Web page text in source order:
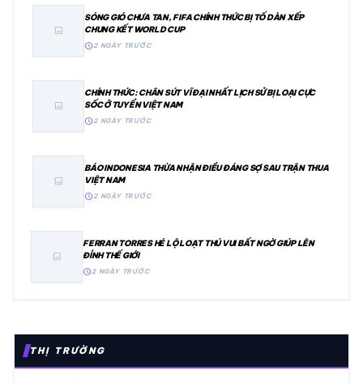
image
SÓNG GIÓ CHƯA TAN, FIFA CHÍNH THỨC BỊ TỐ DÀN XẾP
CHUNG KẾT WORLD CUP
schedule2 NGÀY TRƯỚC
image
CHÍNH THỨC: CHÂN SÚT VĨ ĐẠI NHẤT LỊCH SỬ BỊ LOẠI CỰC
SỐC Ở TUYỂN VIỆT NAM
schedule2 NGÀY TRƯỚC
image
BÁO INDONESIA THỪA NHẬN ĐIỀU ĐÁNG SỢ SAU TRẬN THUA
VIỆT NAM
schedule2 NGÀY TRƯỚC
image
FERRAN TORRES HÉ LỘ LOẠT THÚ VUI BẤT NGỜ GIÚP LÊN
ĐỈNH THẾ GIỚI
schedule2 NGÀY TRƯỚC
THỊ TRƯỜNG